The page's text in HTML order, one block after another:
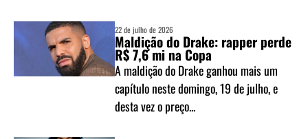
22 de julho de 2026
Maldição do Drake: rapper perde
R$ 7,6 mi na Copa
A maldição do Drake ganhou mais um
capítulo neste domingo, 19 de julho, e
desta vez o preço...